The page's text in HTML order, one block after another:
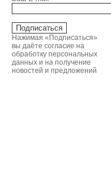
Нажимая «Подписаться»
вы даёте согласие на
обработку персональных
данных и на получение
новостей и предложений